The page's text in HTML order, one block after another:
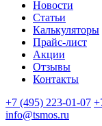
Новости
Статьи
Калькуляторы
Прайс-лист
Акции
Отзывы
Контакты
+7 (495) 223-01-07
info@tsmos.ru